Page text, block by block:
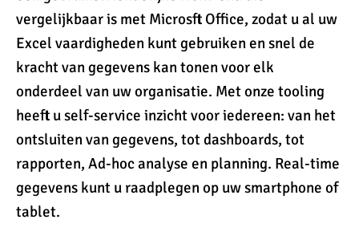
vergelijkbaar is met Microsft Office, zodat u al uw
Excel vaardigheden kunt gebruiken en snel de
kracht van gegevens kan tonen voor elk
onderdeel van uw organisatie. Met onze tooling
heeft u self-service inzicht voor iedereen: van het
ontsluiten van gegevens, tot dashboards, tot
rapporten, Ad-hoc analyse en planning. Real-time
gegevens kunt u raadplegen op uw smartphone of
tablet.